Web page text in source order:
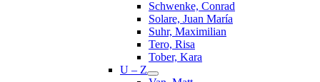
Schwenke, Conrad
Solare, Juan María
Suhr, Maximilian
Tero, Risa
Tober, Kara
U – Z